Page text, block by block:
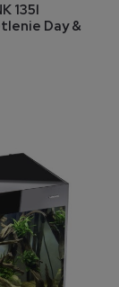
135l
Day &